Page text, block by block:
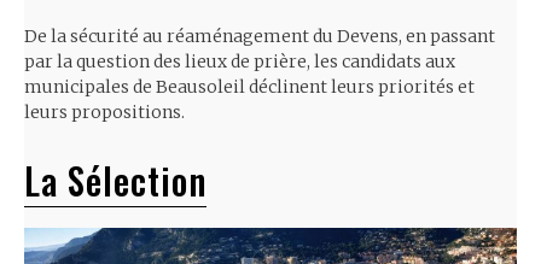
De la sécurité au réaménagement du Devens, en passant
par la question des lieux de prière, les candidats aux
municipales de Beausoleil déclinent leurs priorités et
leurs propositions.
La Sélection